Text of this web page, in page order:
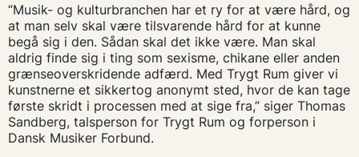
“Musik- og kulturbranchen har et ry for at være hård, og
at man selv skal være tilsvarende hård for at kunne
begå sig i den. Sådan skal det ikke være. Man skal
aldrig finde sig i ting som sexisme, chikane eller anden
grænseoverskridende adfærd. Med Trygt Rum giver vi
kunstnerne et sikkertog anonymt sted, hvor de kan tage
første skridt i processen med at sige fra,” siger Thomas
Sandberg, talsperson for Trygt Rum og forperson i
Dansk Musiker Forbund.